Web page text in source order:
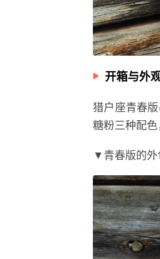
开箱与外
猎户座青春
糖粉三种配
▼青春版的外